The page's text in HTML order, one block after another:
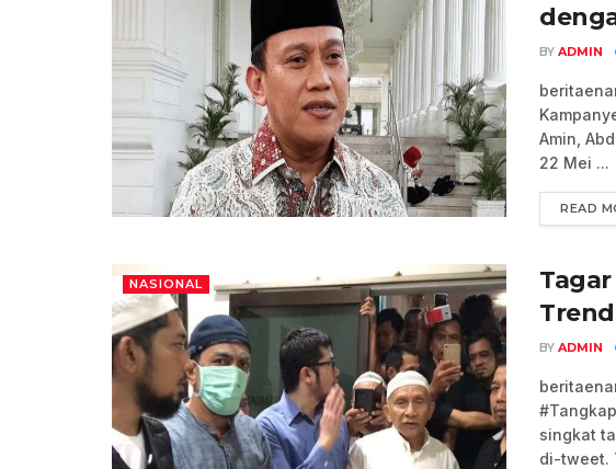
BY ADMIN
Amin,
22 Mei ...
READ
NASIONAL
BY ADMIN
singkat
di-tweet.